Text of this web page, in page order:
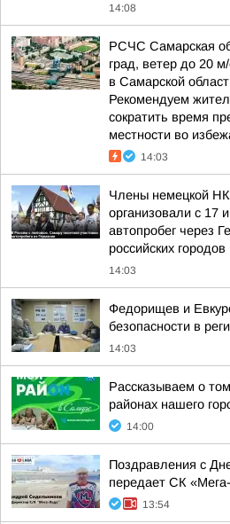
14:08
РСЧС Самарская
град, ветер до 20
в Самарской
Рекомендуем
сократить время
местности во
14:03
Члены немецкой
организовали с 17
автопробег через
российских городов
14:03
Федорищев и
безопасности в
14:03
Рассказываем о
районах нашего
14:00
Поздравления с
передает СК
13:54